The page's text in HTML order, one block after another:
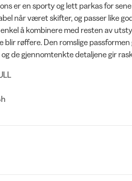
er en sporty og lett parkas for
når været skifter, og passer like
å kombinere med resten av
røffere. Den romslige
de gjennomtenkte detaljene gir